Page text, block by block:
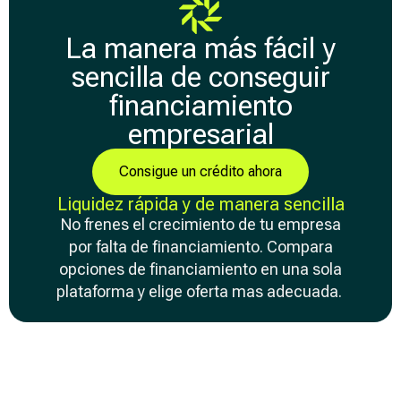
La manera más fácil y
sencilla de conseguir
financiamiento
empresarial
Consigue un crédito ahora
Liquidez rápida y de manera sencilla
No frenes el crecimiento de tu empresa
por falta de financiamiento. Compara
opciones de financiamiento en una sola
plataforma y elige oferta mas adecuada.